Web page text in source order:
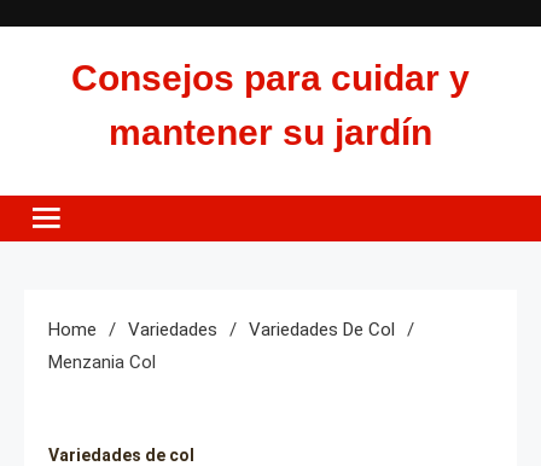
Consejos para cuidar y
mantener su jardín
Home Variedades
Variedades De Col
Menzania Col
Variedades de col